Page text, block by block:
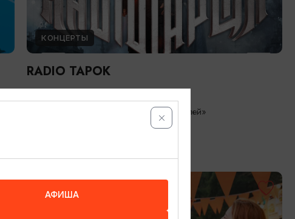
КОНЦЕРТЫ
RADIO TAPOK
Калининград, РК «Резиденция королей»
АФИША